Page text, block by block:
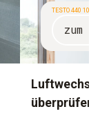
TESTO 440 100
zum
überprüfen